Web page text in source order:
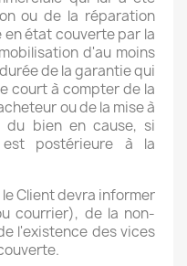
ou de la réparation
en état couverte par la
d'au moins
de la garantie qui
court à compter de la
ou de la mise à
du bien en cause, si
postérieure à la
Client devra informer
courrier), de la non-
l'existence des vices